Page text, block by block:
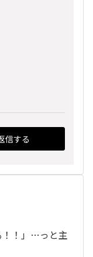
信する
！！」…っと主